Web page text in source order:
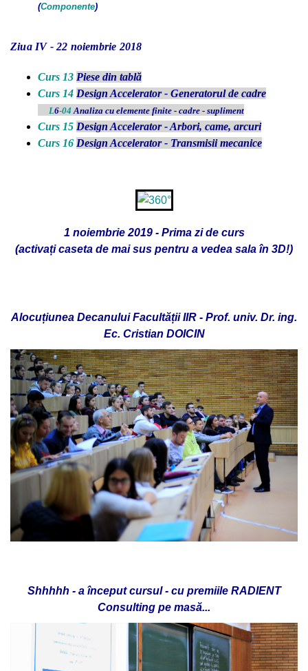
(Componente)
Ziua IV - 22 noiembrie 2018
Curs 13 Piese din tablă
Curs 14 Design Accelerator - Generatorul de cadre
L6-04 Analiza cu elemente finite - cadre - supliment
Curs 15 Design Accelerator - Arbori, came, arcuri
Curs 16 Design Accelerator - Transmisii mecanice
1 noiembrie 2019 - Prima zi de curs
(activați caseta de mai sus pentru a vedea sala în 3D!)
Alocuțiunea Decanului Facultății IIR - Prof. univ. Dr. ing.
Ec. Cristian DOICIN
Shhhhh - a început cursul - cu premiile RADIENT
Consulting pe masă...